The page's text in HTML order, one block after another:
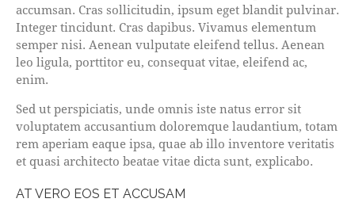
accumsan. Cras sollicitudin, ipsum eget blandit pulvinar.
Integer tincidunt. Cras dapibus. Vivamus elementum
semper nisi. Aenean vulputate eleifend tellus. Aenean
leo ligula, porttitor eu, consequat vitae, eleifend ac,
enim.
Sed ut perspiciatis, unde omnis iste natus error sit
voluptatem accusantium doloremque laudantium, totam
rem aperiam eaque ipsa, quae ab illo inventore veritatis
et quasi architecto beatae vitae dicta sunt, explicabo.
AT VERO EOS ET ACCUSAM